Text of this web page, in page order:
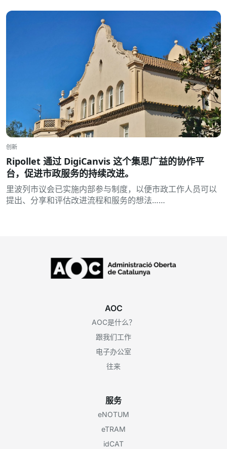
创新
Ripollet 通过 DigiCanvis 这个集思广益的协作平
台，促进市政服务的持续改进。
里波列市议会已实施内部参与制度，以便市政工作人员可以
提出、分享和评估改进流程和服务的想法……
AOC
AOC是什么？
跟我们工作
电子办公室
往来
服务
eNOTUM
eTRAM
idCAT